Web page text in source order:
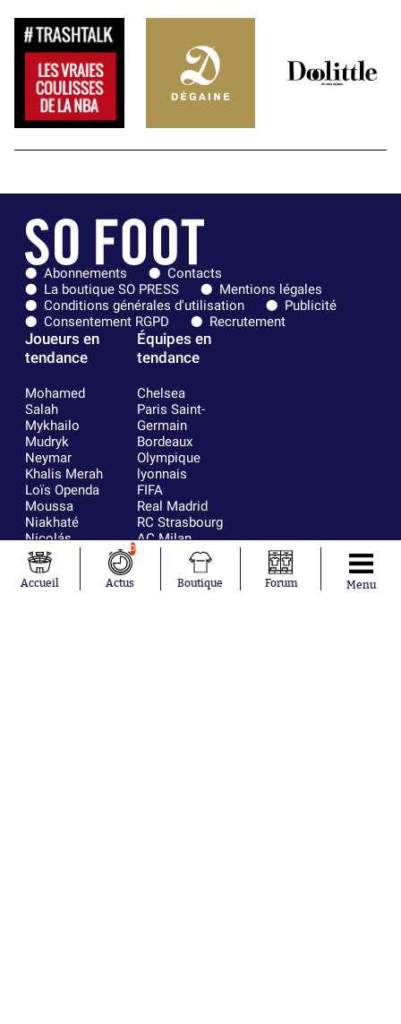
Abonnements
Contacts
La boutique SO PRESS
Mentions légales
Conditions générales d'utilisation
Publicité
Consentement RGPD
Recrutement
Joueurs en
tendance
Mohamed
Salah
Mykhailo
Mudryk
Neymar
Khalis Merah
Loïs Openda
Moussa
Niakhaté
Nicolás
Tagliafico
Pavel Šulc
Josh Maja
Équipes en
tendance
Chelsea
Paris Saint-
Germain
Bordeaux
Olympique
lyonnais
FIFA
Real Madrid
RC Strasbourg
AC Milan
Accueil
0
Actus Boutique Forum Menu